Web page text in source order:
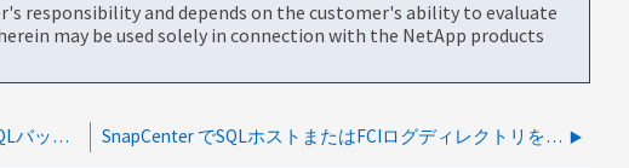
responsibility and depends on the customer's ability to evaluate
may be used solely in connection with the NetApp products
SnapCenterを6.2.1にアップグレードした後、SQLバックアップが「実行中」状態のままになる SnapCenter でSQLホストまたはFCIログディレクトリを設定するときに、SQLインスタンスが登録されていません